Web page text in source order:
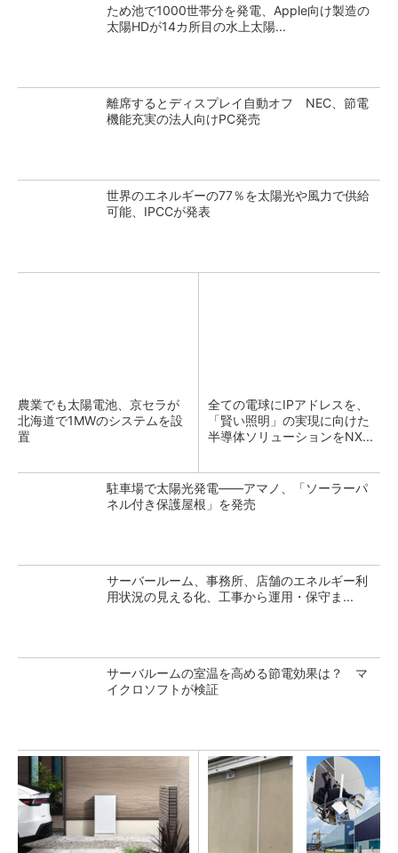
ため池で1000世帯分を発電、Apple向け製造の
太陽HDが14カ所目の水上太陽...
離席するとディスプレイ自動オフ NEC、節電
機能充実の法人向けPC発売
世界のエネルギーの77％を太陽光や風力で供給
可能、IPCCが発表
農業でも太陽電池、京セラが
北海道で1MWのシステムを設
置
全ての電球にIPアドレスを、
「賢い照明」の実現に向けた
半導体ソリューションをNX...
駐車場で太陽光発電――アマノ、「ソーラーパ
ネル付き保護屋根」を発売
サーバールーム、事務所、店舗のエネルギー利
用状況の見える化、工事から運用・保守ま...
サーバルームの室温を高める節電効果は？ マ
イクロソフトが検証